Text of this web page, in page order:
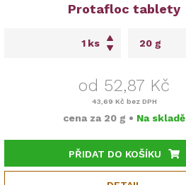
Protafloc tablety
ks
od 52,87 Kč
43,69 Kč bez DPH
cena za 20 g • Na skladě
PŘIDAT DO KOŠÍKU